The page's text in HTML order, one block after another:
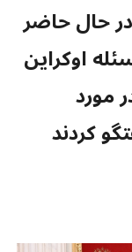
حال حاضر
اوکراین
مورد
کردند